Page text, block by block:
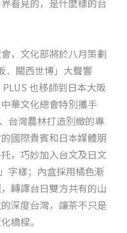
看見的，是什麼樣的台
，文化部將於八月策劃
．關西世博」大聲響
也移師到日本大阪
華文化總會特別攜手
台灣農林打造別緻的專
國際貴賓和日本媒體朋
，巧妙加入台文及日文
字樣；內盒採用橘色漸
轉譯台日雙方共有的山
深度台灣，讓茶不只是
橋樑。